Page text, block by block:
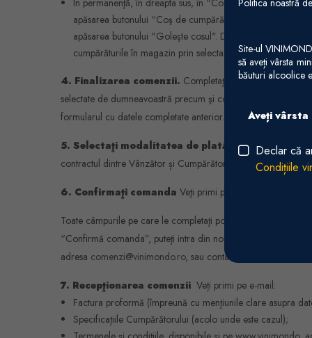
Politica noastră
Site-ul
să aveți vârsta
băuturi alcoolice
Aveți vârsta
Declar că
Condițiile
În permanenţă, în dreapta sus, în “Coş de cumpărături”
apăsarea butonului “Coş de cumpărături”), anularea
apăsarea butonului "Goleşte cosul". După ce aţi adaugat
cumpărăturile în magazin prin selectarea opţiunii
4. Finalizarea comenzii. Completaţi câmpurile
selectate de dumneavoastră precum şi costul acestora. Taxa
formularul cu datele completate anterior.
5. Selectaţi modalitatea de plată dorită, moment
contractul dintre Vânzător și Cumpărător).
6. Confirmaţi comanda Veţi primi pe adresa de email
Toate câmpurile pe care le completaţi pot fi modificate până
“Confirmă comanda”, puteţi intra din nou în cont și să
adresa comenzi@vinimondo.ro, sau contacta operatorul
7. Recepţionarea comenzii Veți primi pe e-mail:
Factura proformă (împreună cu menţiunile clare asupra
Specificaţiile Cumpărătorului (acolo unde este cazul);